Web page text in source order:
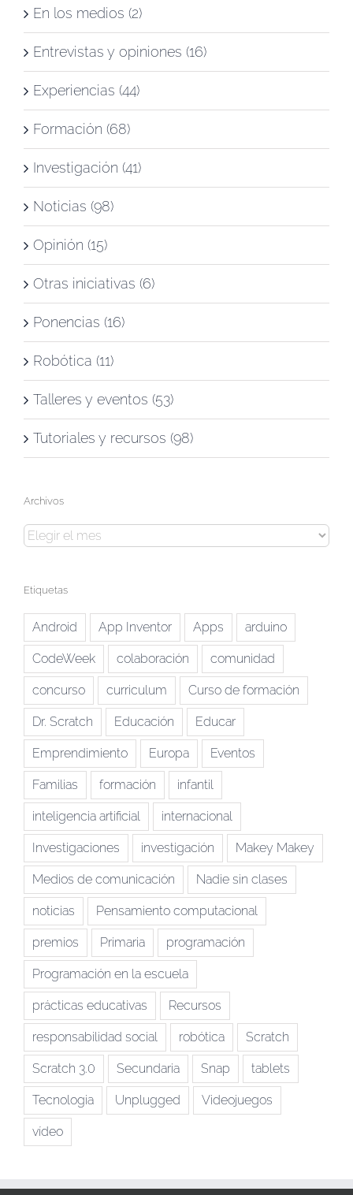
En los medios (2)
Entrevistas y opiniones (16)
Experiencias (44)
Formación (68)
Investigación (41)
Noticias (98)
Opinión (15)
Otras iniciativas (6)
Ponencias (16)
Robótica (11)
Talleres y eventos (53)
Tutoriales y recursos (98)
Archivos
Archivos
Etiquetas
Android App Inventor Apps arduino
CodeWeek colaboración comunidad
concurso curriculum Curso de formación
Dr. Scratch Educación Educar
Emprendimiento Europa Eventos
Familias formación infantil
inteligencia artificial internacional
Investigaciones investigación Makey Makey
Medios de comunicación Nadie sin clases
noticias Pensamiento computacional
premios Primaria programación
Programación en la escuela
prácticas educativas Recursos
responsabilidad social robótica Scratch
Scratch 3.0 Secundaria Snap tablets
Tecnologia Unplugged Videojuegos
vídeo